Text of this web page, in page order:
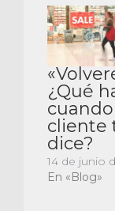
¿Qué
cliente
dice?
14 de junio
En «Blog»